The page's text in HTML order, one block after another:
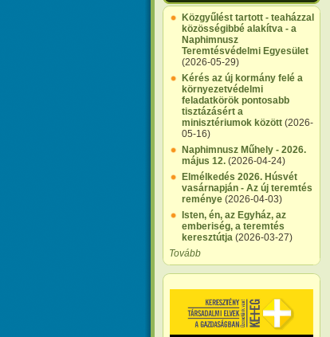
Közgyűlést tartott - teaházzal
közösségibbé alakítva - a
Naphimnusz
Teremtésvédelmi Egyesület
(2026-05-29)
Kérés az új kormány felé a
környezetvédelmi
feladatkörök pontosabb
tisztázásért a
minisztériumok között (2026-
05-16)
Naphimnusz Műhely - 2026.
május 12. (2026-04-24)
Elmélkedés 2026. Húsvét
vasárnapján - Az új teremtés
reménye (2026-04-03)
Isten, én, az Egyház, az
emberiség, a teremtés
keresztútja (2026-03-27)
Tovább